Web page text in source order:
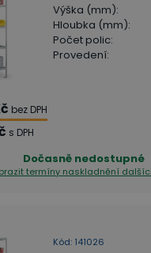
Výška (mm):
Hloubka (mm):
Počet polic:
Provedení:
bez DPH
s DPH
Dočasně nedostupné
termíny naskladnění
Kód: 141026